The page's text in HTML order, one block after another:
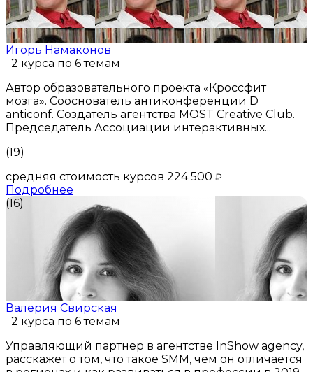
Игорь Намаконов
2 курса по 6 темам
Автор образовательного проекта «Кроссфит
мозга». Сооснователь антиконференции D
anticonf. Создатель агентства MOST Creative Club.
Председатель Ассоциации интерактивных...
(19)
средняя стоимость курсов 224 500 ₽
Подробнее
(16)
Валерия Свирская
2 курса по 6 темам
Управляющий партнер в агентстве InShow agency,
расскажет о том, что такое SMM, чем он отличается